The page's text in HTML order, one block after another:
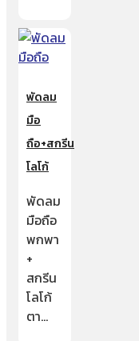
พัดลม
มือ
ถือ+สกรีน
โลโก้
พัดลม
มือถือ
พกพา
+
สกรีน
โลโก้
ตา…